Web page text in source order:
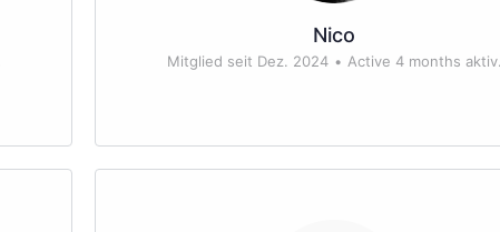
Nico
Mitglied seit Dez. 2024 • Active 4 months